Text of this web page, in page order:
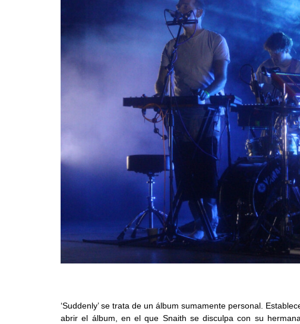
‘Suddenly’ se trata de un álbum sumamente personal.
abrir el álbum, en el que Snaith se disculpa con su